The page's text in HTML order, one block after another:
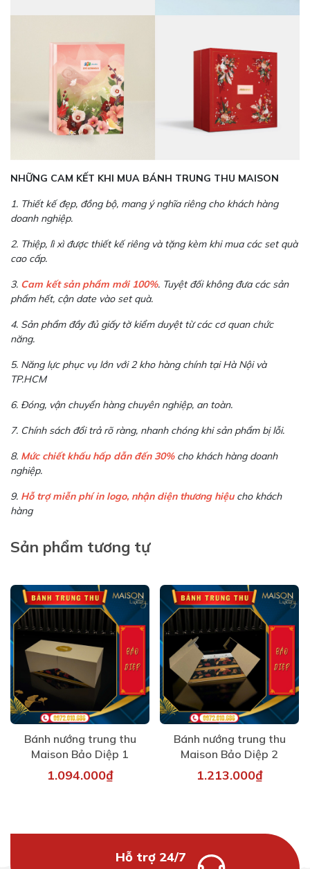
NHỮNG CAM KẾT KHI MUA BÁNH TRUNG THU MAISON
1. Thiết kế đẹp, đồng bộ, mang ý nghĩa riêng cho khách hàng
doanh nghiệp.
2. Thiệp, lì xì được thiết kế riêng và tặng kèm khi mua các set quà
cao cấp.
3. Cam kết sản phẩm mới 100%. Tuyệt đối không đưa các sản
phẩm hết, cận date vào set quà.
4. Sản phẩm đầy đủ giấy tờ kiểm duyệt từ các cơ quan chức
năng.
5. Năng lực phục vụ lớn với 2 kho hàng chính tại Hà Nội và
TP.HCM
6. Đóng, vận chuyển hàng chuyên nghiệp, an toàn.
7. Chính sách đổi trả rõ ràng, nhanh chóng khi sản phẩm bị lỗi.
8. Mức chiết khấu hấp dẫn đến 30%cho khách hàng doanh
nghiệp.
9. Hỗ trợ miễn phí in logo, nhận diện thương hiệucho khách
hàng
Sản phẩm tương tự
Bánh nướng trung thu
Maison Bảo Diệp 1
1.094.000₫
Bánh nướng trung thu
Maison Bảo Diệp 2
1.213.000₫
Hỗ trợ 24/7